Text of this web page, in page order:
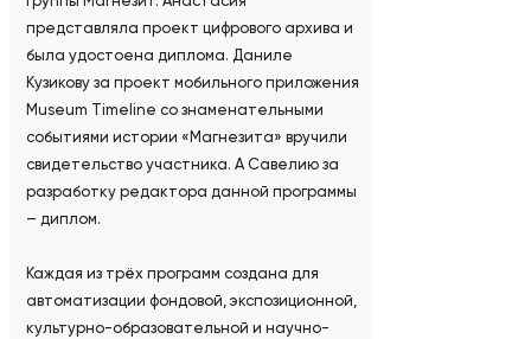
представляла проект цифрового архива и
была удостоена диплома. Даниле
Кузикову за проект мобильного приложения
Museum Timeline со знаменательными
событиями истории «Магнезита» вручили
свидетельство участника. А Савелию за
разработку редактора данной программы
– диплом.
Каждая из трёх программ создана для
автоматизации фондовой, экспозиционной,
культурно-образовательной и научно-